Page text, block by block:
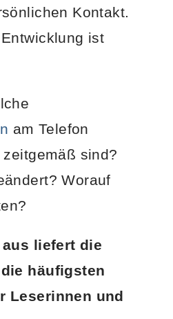
Kontakt.
ist
am Telefon
sind?
Worauf
liefert die
häufigsten
Leserinnen und